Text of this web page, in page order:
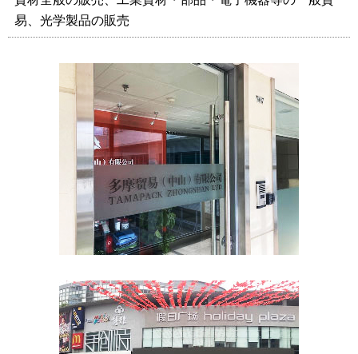
易、光学製品の販売